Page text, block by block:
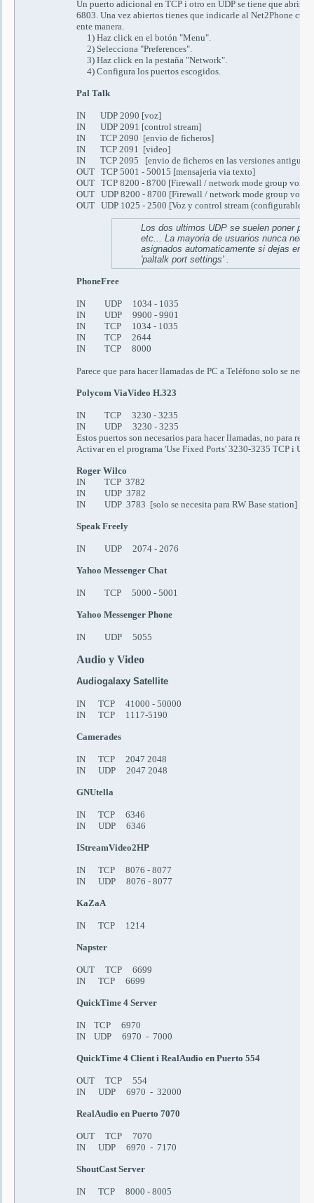
Un puerto adicional en TCP i otro en UDP se tiene que abrir
6803. Una vez abiertos tienes que indicarle al Net2Phone
ente manera.
1) Haz click en el botón "Menu".
2) Selecciona"Preferences".
3) Haz click en la pestaña"Network".
4) Configura los puertos escogidos.
Pal Talk
IN UDP 2090 [voz]
IN UDP 2091 [control stream]
IN TCP 2090 [envio de ficheros]
IN TCP 2091 [video]
IN TCP 2095 [envio de ficheros en las versiones antiguas
OUT TCP 5001 - 50015 [mensajeria via texto]
OUT TCP 8200 - 8700 [Firewall / network mode group voice]
OUT UDP 8200 - 8700 [Firewall / network mode group voice]
OUT UDP 1025 - 2500 [Voz y control stream (configurables)
Los dos ultimos UDP se suelen poner por
etc... La mayoria de usuarios nunca
asignados automaticamente si dejas en
'paltalk port settings' .
PhoneFree
IN UDP 1034 - 1035
IN UDP 9900 - 9901
IN TCP 1034 - 1035
IN TCP 2644
IN TCP 8000
Parece que para hacer llamadas de PC a Teléfono solo se
Polycom ViaVideo H.323
IN TCP 3230 - 3235
IN UDP 3230 - 3235
Estos puertos son necesarios para hacer llamadas, no para
Activar en el programa'Use Fixed Ports' 3230-3235 TCP i UDP
Roger Wilco
IN TCP 3782
IN UDP 3782
IN UDP 3783 [solo se necesita paraRW Base station]
Speak Freely
IN UDP 2074 - 2076
Yahoo Messenger Chat
IN TCP 5000 - 5001
Yahoo Messenger Phone
IN UDP 5055
Audio yVideo
Audiogalaxy Satellite
IN TCP 41000 - 50000
IN TCP 1117-5190
Camerades
IN TCP 2047 2048
IN UDP 2047 2048
GNUtella
IN TCP 6346
IN UDP 6346
IStreamVideo2HP
IN TCP 8076 - 8077
IN UDP 8076 - 8077
KaZaA
IN TCP 1214
Napster
OUT TCP 6699
IN TCP 6699
QuickTime 4 Server
IN TCP 6970
IN UDP 6970 - 7000
QuickTime 4 ClientiRealAudio enPuerto 554
OUT TCP 554
IN UDP 6970 - 32000
RealAudio en Puerto 7070
OUT TCP 7070
IN UDP 6970 - 7170
ShoutCast Server
IN TCP 8000 - 8005